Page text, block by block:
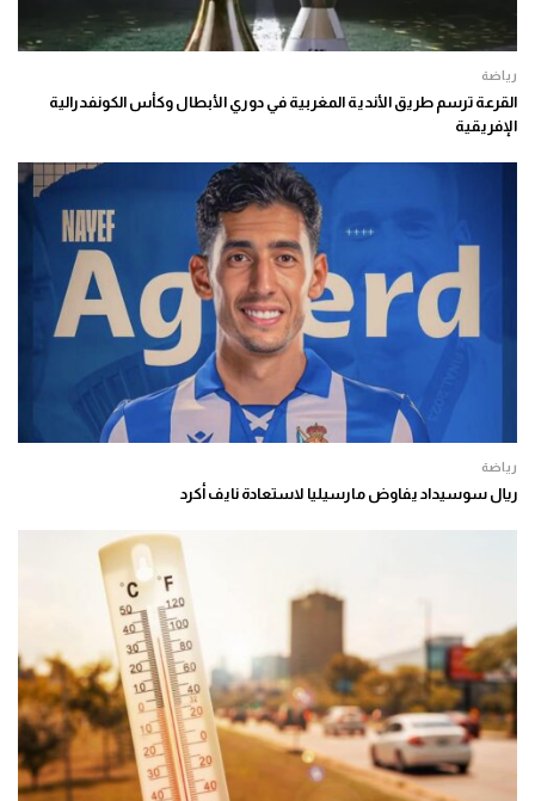
رياضة
القرعة ترسم طريق الأندية المغربية في دوري الأبطال وكأس الكونفدرالية
الإفريقية
رياضة
ريال سوسيداد يفاوض مارسيليا لاستعادة نايف أكرد